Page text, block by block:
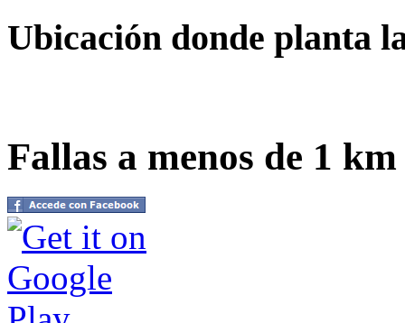
Ubicación donde planta
Fallas a menos de 1